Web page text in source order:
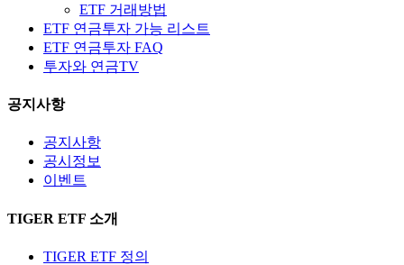
ETF 거래방법
ETF 연금투자 가능 리스트
ETF 연금투자 FAQ
투자와 연금TV
공지사항
공지사항
공시정보
이벤트
TIGER ETF 소개
TIGER ETF 정의